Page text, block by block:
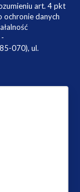
art. 4 pkt
ochronie danych
070), ul.